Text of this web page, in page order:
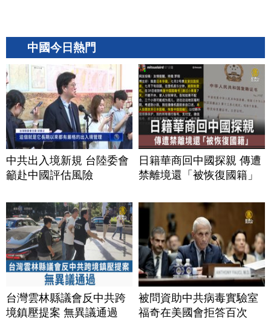
中國今日熱門
中共出入境新規 台陸委會
籲赴中國評估風險
日籍華商回中國探親 傳遭
禁離境還「被恢復國籍」
台灣雲林縣議會反中共跨
境鎮壓提案 無異議通過
被問資助中共病毒實驗室
福奇在美國會拒答百次